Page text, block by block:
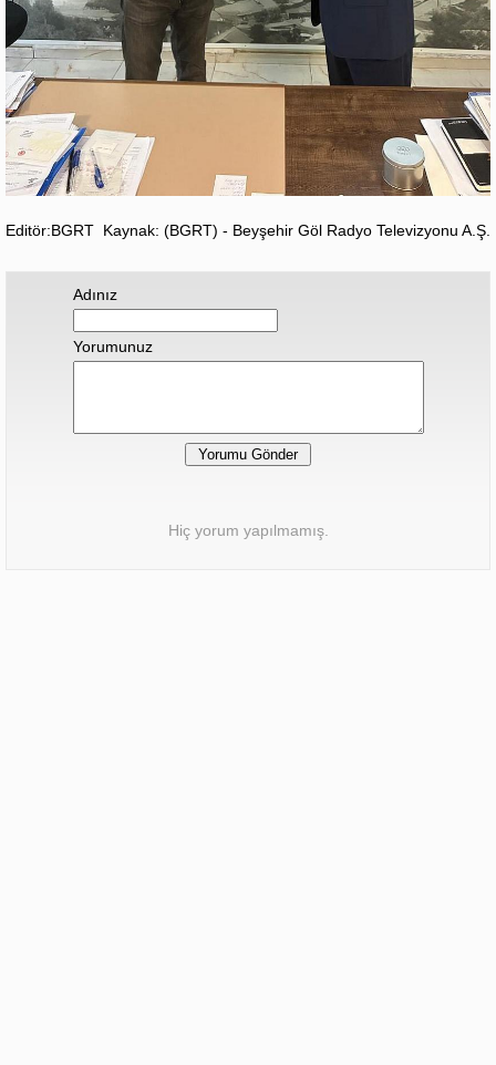
Editör:BGRT Kaynak: (BGRT) - Beyşehir Göl Radyo Televizyonu A.Ş.
Adınız
Yorumunuz
Hiç yorum yapılmamış.